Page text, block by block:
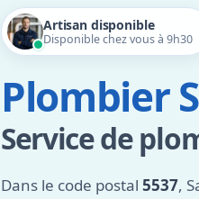
Artisan disponible
Disponible chez vous à 9h30
Plombier
Service de
Dans le code postal 5537,